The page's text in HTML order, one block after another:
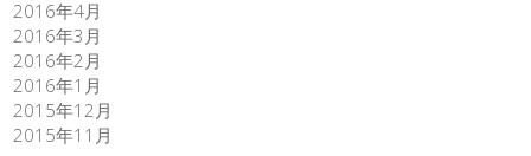
2016年4月
2016年3月
2016年2月
2016年1月
2015年12月
2015年11月